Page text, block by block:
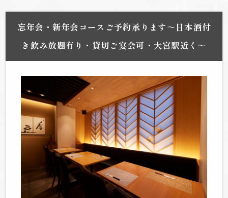
忘年会・新年会コースご予約承ります～日本酒付
き飲み放題有り・貸切ご宴会可・大宮駅近く～